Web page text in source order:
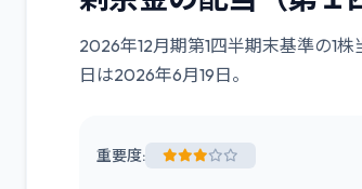
2026年12月期第1四半期末基準の1
日は2026年6月19日。
重要度: